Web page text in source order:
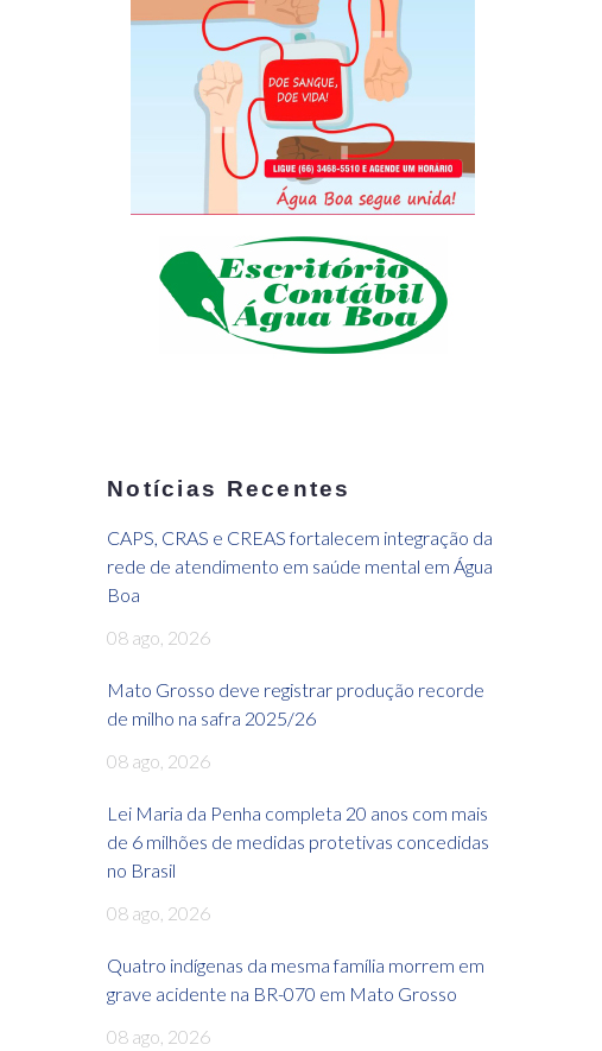
Notícias Recentes
CAPS, CRAS e CREAS fortalecem integração da
rede de atendimento em saúde mental em Água
Boa
08 ago, 2026
Mato Grosso deve registrar produção recorde
de milho na safra 2025/26
08 ago, 2026
Lei Maria da Penha completa 20 anos com mais
de 6 milhões de medidas protetivas concedidas
no Brasil
08 ago, 2026
Quatro indígenas da mesma família morrem em
grave acidente na BR-070 em Mato Grosso
08 ago, 2026